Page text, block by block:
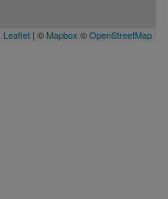
Leaflet | © Mapbox ©OpenStreetMap